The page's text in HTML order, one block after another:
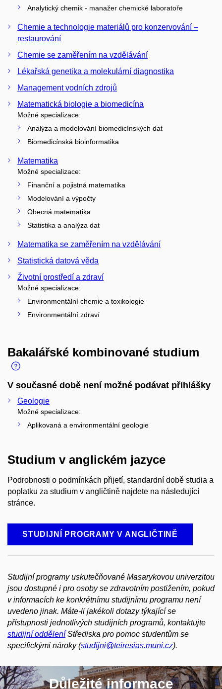
Analytický chemik - manažer chemické laboratoře
Chemie a technologie materiálů pro konzervování –
restaurování
Chemie se zaměřením na vzdělávání
Lékařská genetika a molekulární diagnostika
Management vodních zdrojů
Matematická biologie a biomedicína
Možné specializace:
Analýza a modelování biomedicínských dat
Biomedicínská bioinformatika
Matematika
Možné specializace:
Finanční a pojistná matematika
Modelování a výpočty
Obecná matematika
Statistika a analýza dat
Matematika se zaměřením na vzdělávání
Statistická datová věda
Životní prostředí a zdraví
Možné specializace:
Environmentální chemie a toxikologie
Environmentální zdraví
Bakalářské kombinované studium
V současné době není možné podávat přihlášky
Geologie
Možné specializace:
Aplikovaná a environmentální geologie
Studium v anglickém jazyce
Podrobnosti o podmínkách přijetí, standardní době studia a
poplatku za studium v angličtině najdete na následující
stránce.
STUDIJNÍ PROGRAMY V ANGLIČTINĚ
Studijní programy uskutečňované Masarykovou univerzitou
jsou dostupné i pro osoby se zdravotním postižením, pokud
v informacích ke konkrétnímu studijnímu programu není
uvedeno jinak. Máte-li jakékoli dotazy týkající se
přístupnosti jednotlivých studijních programů, kontaktujte
studijní odděleníStřediska pro pomoc studentům se
specifickými nároky (studijni@teiresias.muni.cz).
Důležité informace